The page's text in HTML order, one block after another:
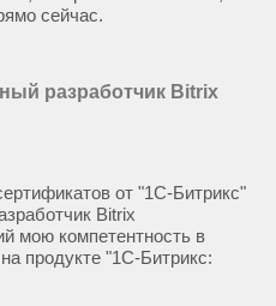
сейчас.
разработчик Bitrix
от "1С-Битрикс"
Bitrix
мою компетентность в
продукте "1С-Битрикс: